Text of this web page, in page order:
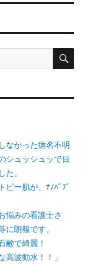
検
なかった病名不明
シュッシュッで目
。
ピー肌が、ﾅﾉﾊﾞﾌﾞ
悩みの看護士さ
に朗報です。
鹸で綺麗！
高波動水！！」